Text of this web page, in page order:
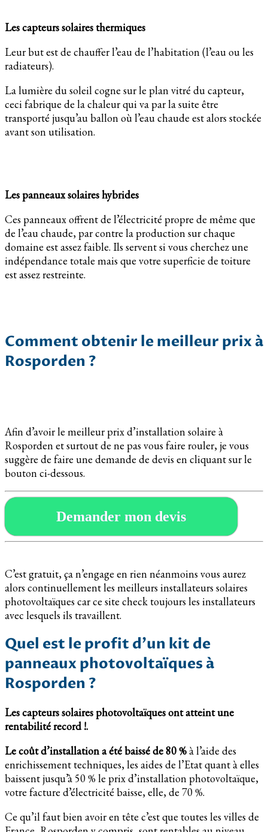
Les capteurs solaires thermiques
Leur but est de chauffer l’eau de l’habitation (l’eau ou les
radiateurs).
La lumière du soleil cogne sur le plan vitré du capteur,
ceci fabrique de la chaleur qui va par la suite être
transporté jusqu’au ballon où l’eau chaude est alors stockée
avant son utilisation.
Les panneaux solaires hybrides
Ces panneaux offrent de l’électricité propre de même que
de l’eau chaude, par contre la production sur chaque
domaine est assez faible. Ils servent si vous cherchez une
indépendance totale mais que votre superficie de toiture
est assez restreinte.
Comment obtenir le meilleur prix à
Rosporden ?
Afin d’avoir le meilleur prix d’installation solaire à
Rosporden et surtout de ne pas vous faire rouler, je vous
suggère de faire une demande de devis en cliquant sur le
bouton ci-dessous.
Demander mon devis
C’est gratuit, ça n’engage en rien néanmoins vous aurez
alors continuellement les meilleurs installateurs solaires
photovoltaïques car ce site check toujours les installateurs
avec lesquels ils travaillent.
Quel est le profit d’un kit de
panneaux photovoltaïques à
Rosporden ?
Les capteurs solaires photovoltaïques ont atteint une
rentabilité record !.
Le coût d’installation a été baissé de 80 %à l’aide des
enrichissement techniques, les aides de l’Etat quant à elles
baissent jusqu’à 50 % le prix d’installation photovoltaïque,
votre facture d’électricité baisse, elle, de 70 %.
Ce qu’il faut bien avoir en tête c’est que toutes les villes de